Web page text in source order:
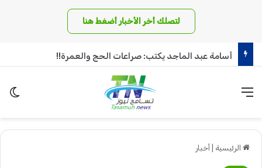
لتصلك أخر الأخبار أضغط هنا
أسامة عبد الماجد يكتب: صراعات الحج والعمرة!!
القائمة
الرئيسية أخبار